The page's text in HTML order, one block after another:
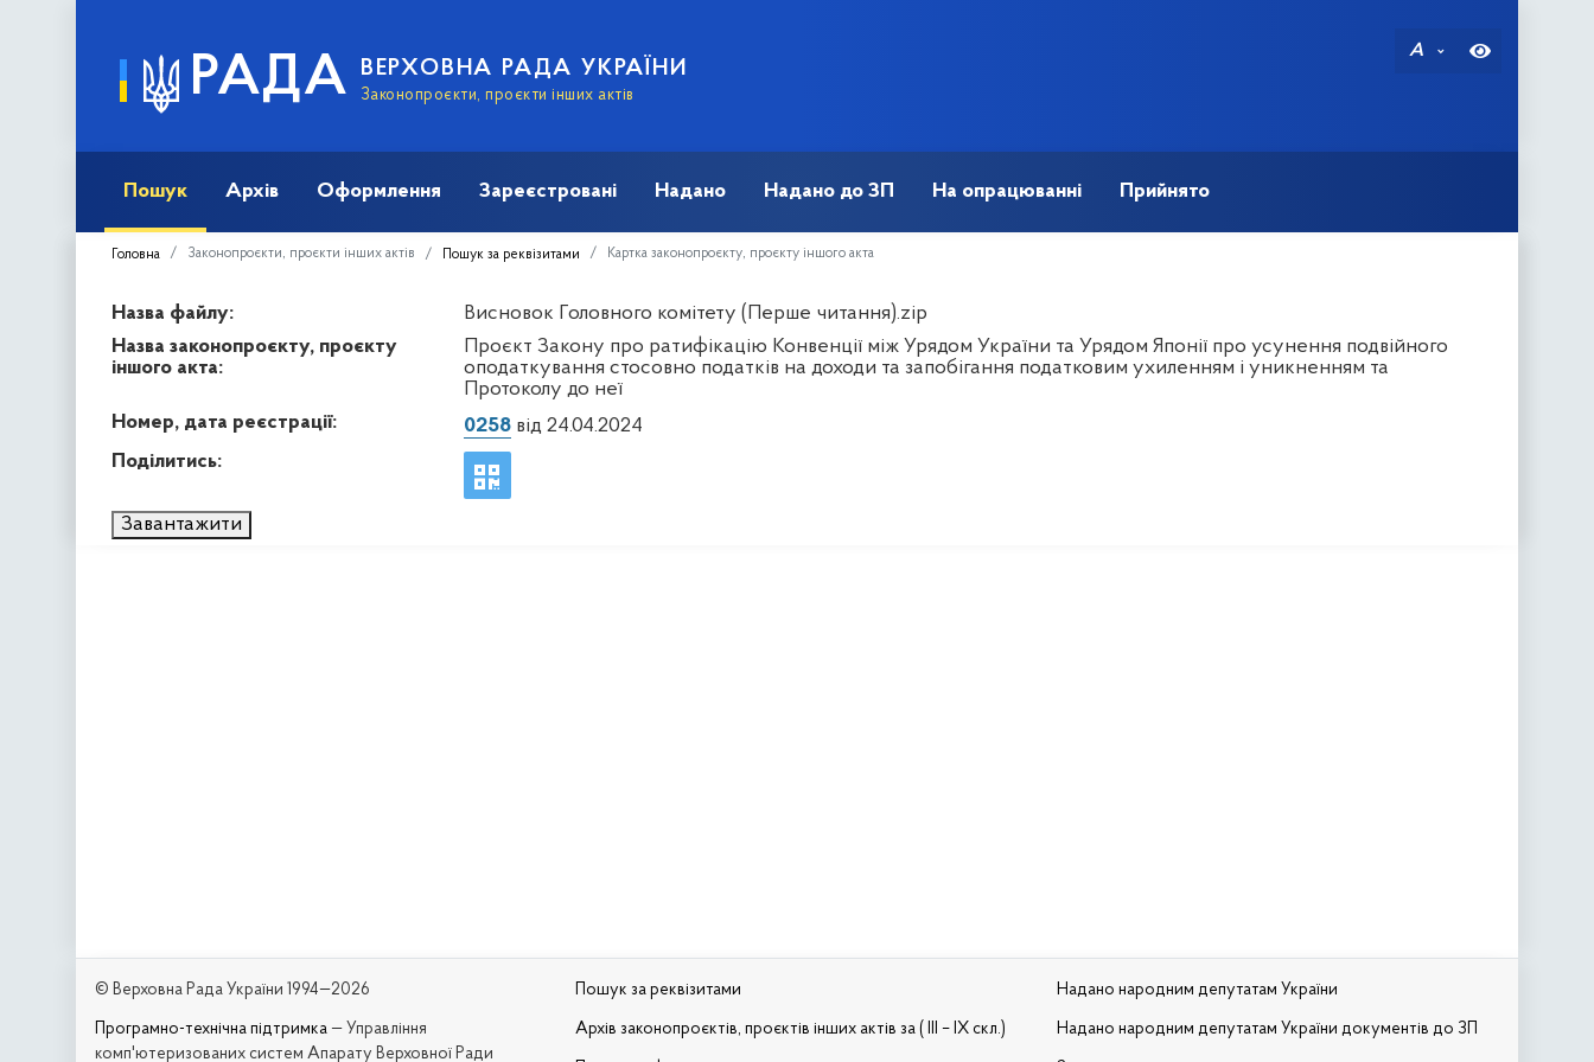
РАДА ВЕРХОВНА РАДА УКРАЇНИ
Законопроєкти, проєкти інших актів
A
Пошук Архів Оформлення Зареєстровані Надано Надано до ЗП На опрацюванні Прийнято
Головна Законопроєкти, проєкти інших актів Пошук за реквізитами Картка законопроєкту, проєкту іншого акта
Назва файлу:
Висновок Головного комітету (Перше читання).zip
Назва законопроєкту, проєкту
іншого акта:
Проєкт Закону про ратифікацію Конвенції між Урядом України та Урядом Японії про усунення подвійного
оподаткування стосовно податків на доходи та запобігання податковим ухиленням і уникненням та
Протоколу до неї
Номер, дата реєстрації:
0258від 24.04.2024
Поділитись:
Завантажити
© Верховна Рада України 1994—2026
Програмно-технічна підтримка — Управління
комп'ютеризованих систем Апарату Верховної Ради
Пошук за реквізитами
Архів законопроєктів, проєктів інших актів за ( III – IX скл.)
Надано народним депутатам України
Надано народним депутатам України документів до ЗП